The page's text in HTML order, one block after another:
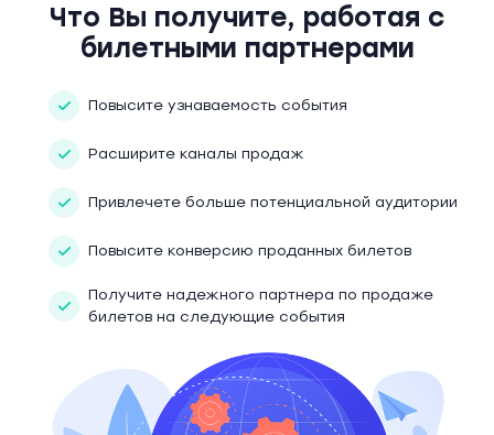
Что Вы получите, работая с
билетными партнерами
Повысите узнаваемость события
Расширите каналы продаж
Привлечете больше потенциальной аудитории
Повысите конверсию проданных билетов
Получите надежного партнера по продаже
билетов на следующие события